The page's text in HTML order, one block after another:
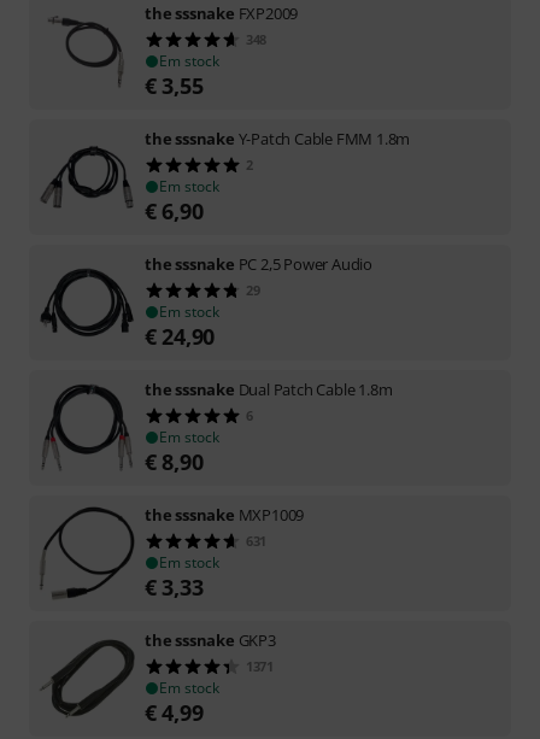
the sssnake FXP2009
348
Em stock
€ 3,55
the sssnake Y-Patch Cable FMM 1.8m
2
Em stock
€ 6,90
the sssnake PC 2,5 Power Audio
29
Em stock
€ 24,90
the sssnake Dual Patch Cable 1.8m
6
Em stock
€ 8,90
the sssnake MXP1009
631
Em stock
€ 3,33
the sssnake GKP3
1371
Em stock
€4,99